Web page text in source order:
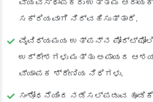
ವ್ಯವಸ್ಥಾಪಕರು ಉತ್ತಮ
ಸಕ್ರಿಯವಾಗಿ ನಿರ್ವಹಿಸುತ್ತಾರೆ.
ವೈವಿಧ್ಯಮಯ ಉತ್ಪನ್ನ
ಉದ್ದೇಶಗಳು ಮತ್ತು ಅಪಾಯದ
ವ್ಯಾಪಕ ಶ್ರೇಣಿಯ ನಿಧಿಗಳು.
ಸಂಶೋಧನೆಯಿಂದ ನಡೆಸಲ್ಪಡುವ